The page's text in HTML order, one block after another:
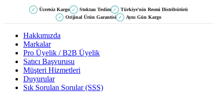
✓ Ücretsiz Kargo ✓ Stoktan Teslim ✓ Türkiye'nin Resmi Distribütörü
✓ Orijinal Ürün Garantisi ✓ Aynı Gün Kargo
Hakkımızda
Markalar
Pro Üyelik / B2B Üyelik
Satıcı Başvurusu
Müşteri Hizmetleri
Duyurular
Sık Sorulan Sorular (SSS)